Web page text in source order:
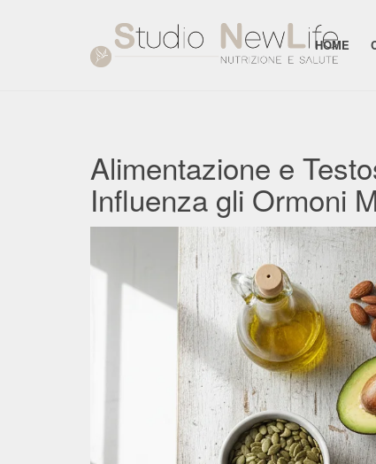
HOME
Alimentazione e
Influenza gli Ormoni